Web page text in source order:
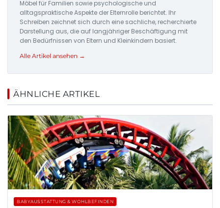
Möbel für Familien sowie psychologische und
alltagspraktische Aspekte der Elternrolle berichtet. Ihr
Schreiben zeichnet sich durch eine sachliche, recherchierte
Darstellung aus, die auf langjähriger Beschäftigung mit
den Bedürfnissen von Eltern und Kleinkindern basiert.
Alle Artikel ansehen →
ÄHNLICHE ARTIKEL
BABYAUSSTATTUNG & WOHLBEFINDEN